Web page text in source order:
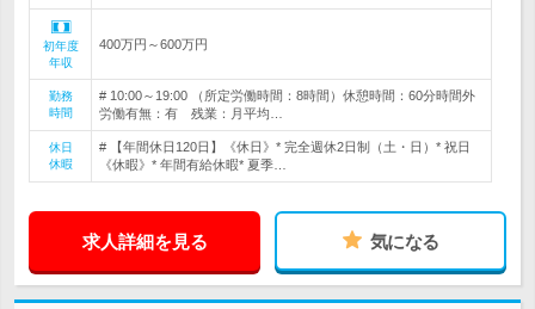
初年度
年収
400万円～600万円
勤務
時間
# 10:00～19:00 （所定労働時間：8時間）休憩時間：60分時間外
労働有無：有 残業：月平均…
休日
休暇
# 【年間休日120日】《休日》* 完全週休2日制（土・日）* 祝日
《休暇》* 年間有給休暇* 夏季…
求人詳細を見る 気になる